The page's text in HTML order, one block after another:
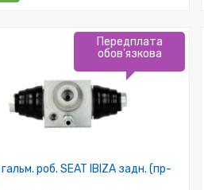
роб. SEAT IBIZA задн. (пр-
Передплата
обов'язкова